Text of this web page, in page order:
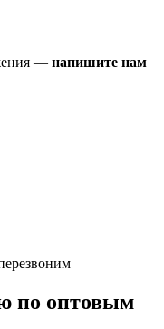
— напишите нам
по оптовым